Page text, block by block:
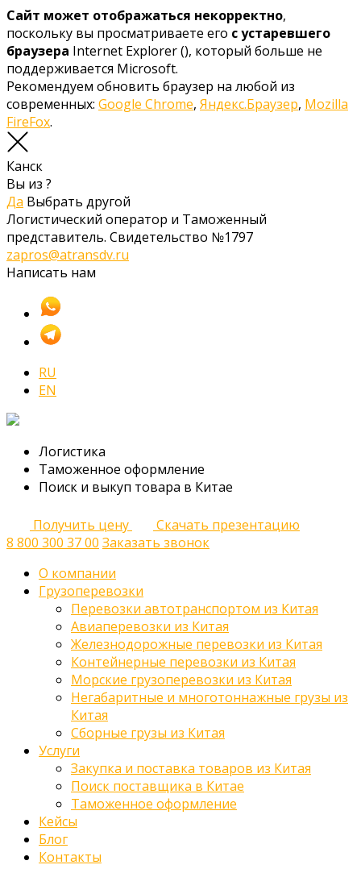
Сайт может отображаться некорректно,
поскольку вы просматриваете его с устаревшего
браузера Internet Explorer (), который больше не
поддерживается Microsoft.
Рекомендуем обновить браузер на любой из
современных: Google Chrome, Яндекс.Браузер, Mozilla
FireFox.
Канск
Вы из ?
Да Выбрать другой
Логистический оператор и Таможенный
представитель. Свидетельство №1797
zapros@atransdv.ru
Написать нам
RU
EN
Логистика
Таможенное оформление
Поиск и выкуп товара в Китае
Получить цену
Скачать презентацию
8 800 300 37 00 Заказать звонок
О компании
Грузоперевозки
Перевозки автотранспортом из Китая
Авиаперевозки из Китая
Железнодорожные перевозки из Китая
Контейнерные перевозки из Китая
Морские грузоперевозки из Китая
Негабаритные и многотоннажные грузы из
Китая
Сборные грузы из Китая
Услуги
Закупка и поставка товаров из Китая
Поиск поставщика в Китае
Таможенное оформление
Кейсы
Блог
Контакты